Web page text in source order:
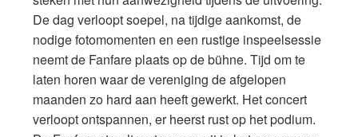
De dag verloopt soepel, na tijdige aankomst, de
nodige fotomomenten en een rustige inspeelsessie
neemt de Fanfare plaats op de bühne. Tijd om te
laten horen waar de vereniging de afgelopen
maanden zo hard aan heeft gewerkt. Het concert
verloopt ontspannen, er heerst rust op het podium.